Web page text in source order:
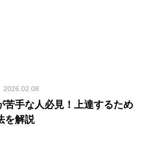
2026.02.08
苦手な人必見！上達するため
を解説